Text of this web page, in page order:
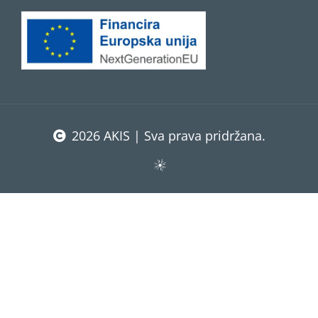
2026 AKIS | Sva prava pridržana.